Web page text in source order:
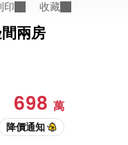
印 收藏
兩房
698 萬